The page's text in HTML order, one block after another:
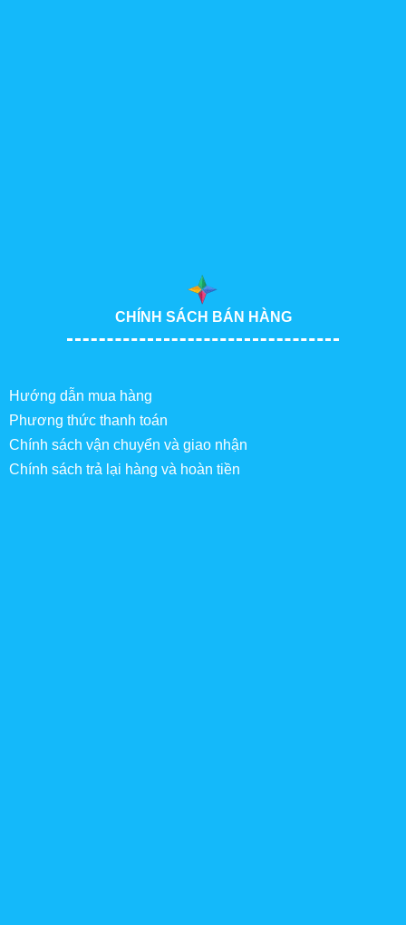
CHÍNH SÁCH BÁN HÀNG
Hướng dẫn mua hàng
Phương thức thanh toán
Chính sách vận chuyển và giao nhận
Chính sách trả lại hàng và hoàn tiền